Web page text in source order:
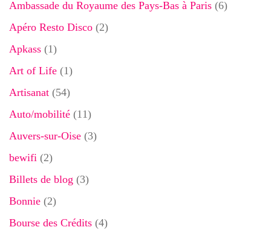
Ambassade du Royaume des Pays-Bas à Paris (6)
Apéro Resto Disco (2)
Apkass (1)
Art of Life (1)
Artisanat (54)
Auto/mobilité (11)
Auvers-sur-Oise (3)
bewifi (2)
Billets de blog (3)
Bonnie (2)
Bourse des Crédits (4)